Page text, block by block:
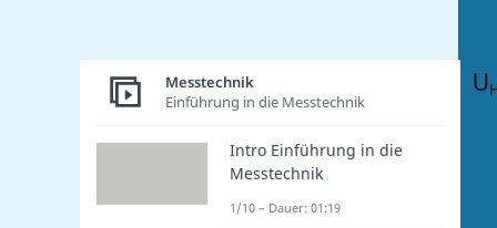
Messtechnik
Einführung in die Messtechnik
Intro Einführung in die
Messtechnik
1/10 – Dauer: 01:19